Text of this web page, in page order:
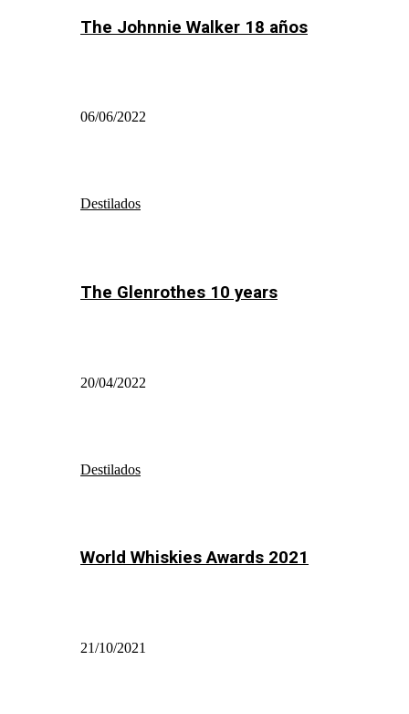
The Johnnie Walker 18 años
06/06/2022
Destilados
The Glenrothes 10 years
20/04/2022
Destilados
World Whiskies Awards 2021
21/10/2021